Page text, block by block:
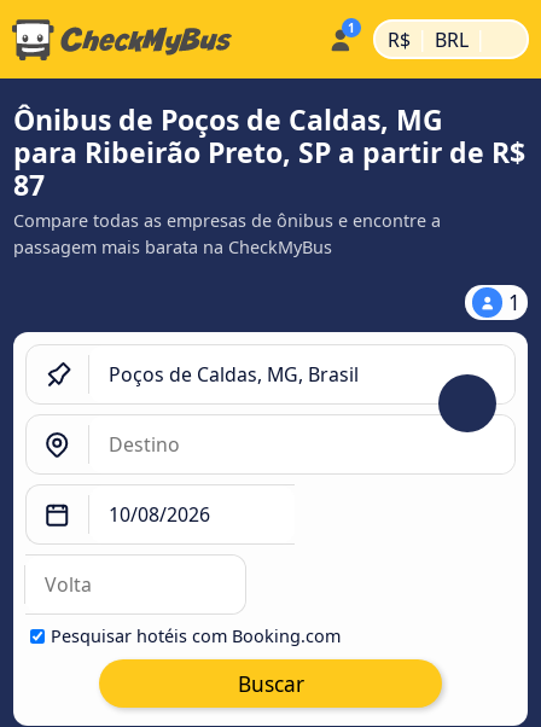
R$ | BRL |
Ônibus de Poços de Caldas, MG
para Ribeirão Preto, SP a partir de R$
87
Compare todas as empresas de ônibus e encontre a
passagem mais barata na CheckMyBus
1
Pesquisar hotéis com Booking.com
Buscar